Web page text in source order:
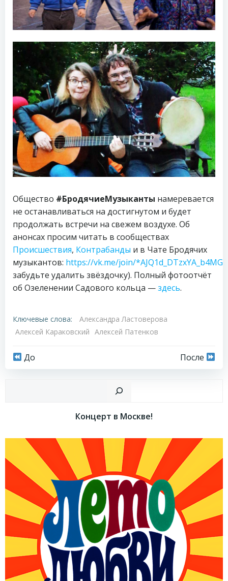
Общество #БродячиеМузыканты намеревается
не останавливаться на достигнутом и будет
продолжать встречи на свежем воздухе. Об
анонсах просим читать в сообществах
Происшествия, Контрабанды и в Чате Бродячих
музыкантов: https://vk.me/join/
забудьте удалить звёздочку). Полный фотоотчёт
об Озеленении Садового кольца —здесь.
Ключевые слова:
Александра Ластоверова
Алексей Караковский Алексей Патенков
Навигация
записям
До
Навигация
по
записям
После
Концерт в Москве!